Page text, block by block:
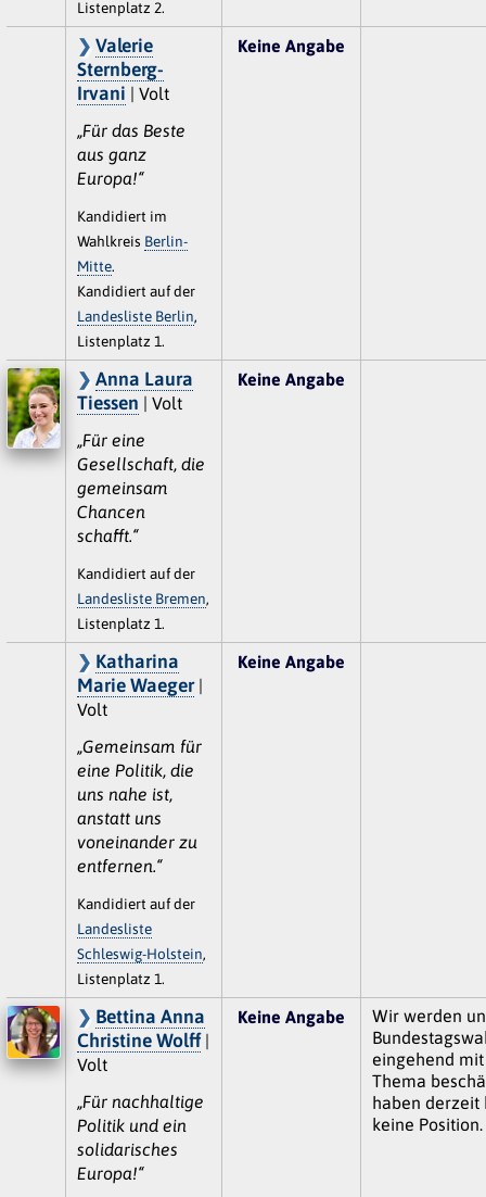
Listenplatz 2.
Valerie
Sternberg-
Irvani | Volt
„Für das Beste
aus ganz
Europa!“
Kandidiert im
Wahlkreis Berlin-
Mitte.
Kandidiert auf der
Landesliste Berlin,
Listenplatz 1.
Keine Angabe
Anna Laura
Tiessen | Volt
„Für eine
Gesellschaft, die
gemeinsam
Chancen
schafft.“
Kandidiert auf der
Landesliste Bremen,
Listenplatz 1.
Keine Angabe
Katharina
Marie Waeger|
Volt
„Gemeinsam für
eine Politik, die
uns nahe ist,
anstatt uns
voneinander zu
entfernen.“
Kandidiert auf der
Landesliste
Schleswig-Holstein,
Listenplatz 1.
Keine Angabe
Bettina Anna
Christine Wolff|
Volt
„Für nachhaltige
Politik und ein
solidarisches
Europa!“
Keine Angabe
Wir werden
eingehend
Thema
haben derzeit
keine Position.